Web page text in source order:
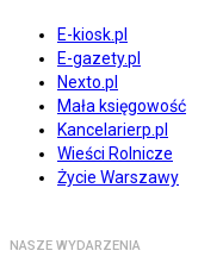
E-kiosk.pl
E-gazety.pl
Nexto.pl
Mała księgowość
Kancelarierp.pl
Wieści Rolnicze
Życie Warszawy
NASZE WYDARZENIA